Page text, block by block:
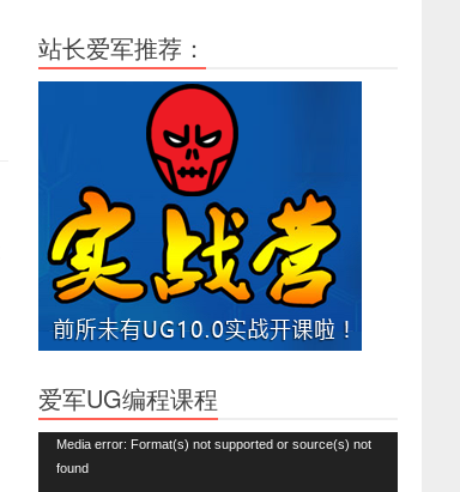
站长爱军推荐：
爱军UG编程课程
Media error: Format(s) not supported or source(s) not
found